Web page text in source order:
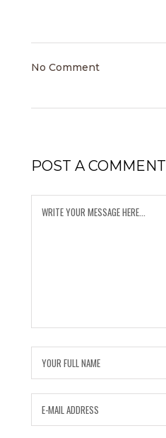
No Comment
POST A COMMENT